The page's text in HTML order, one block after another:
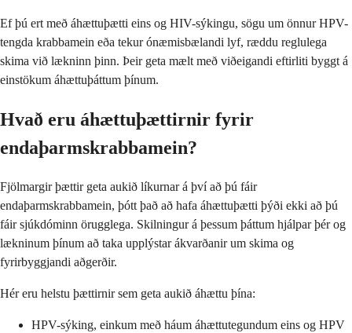
Ef þú ert með áhættuþætti eins og HIV-sýkingu, sögu um önnur HPV-
tengda krabbamein eða tekur ónæmisbælandi lyf, ræddu reglulega
skima við lækninn þinn. Þeir geta mælt með viðeigandi eftirliti byggt á
einstökum áhættuþáttum þínum.
Hvað eru áhættuþættirnir fyrir
endaþarmskrabbamein?
Fjölmargir þættir geta aukið líkurnar á því að þú fáir
endaþarmskrabbamein, þótt það að hafa áhættuþætti þýði ekki að þú
fáir sjúkdóminn örugglega. Skilningur á þessum þáttum hjálpar þér og
lækninum þínum að taka upplýstar ákvarðanir um skima og
fyrirbyggjandi aðgerðir.
Hér eru helstu þættirnir sem geta aukið áhættu þína:
HPV-sýking, einkum með háum áhættutegundum eins og HPV